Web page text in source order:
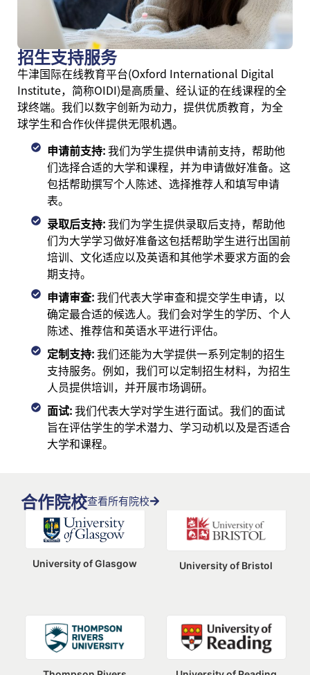
招生支持服务
牛津国际在线教育平台(Oxford International Digital
Institute，简称OIDI)是高质量、经认证的在线课程的全
球终端。我们以数字创新为动力，提供优质教育，为全
球学生和合作伙伴提供无限机遇。
申请前支持:我们为学生提供申请前支持，帮助他
们选择合适的大学和课程，并为申请做好准备。这
包括帮助撰写个人陈述、选择推荐人和填写申请
表。
录取后支持:我们为学生提供录取后支持，帮助他
们为大学学习做好准备这包括帮助学生进行出国前
培训、文化适应以及英语和其他学术要求方面的会
期支持。
申请审查:我们代表大学审查和提交学生申请，以
确定最合适的候选人。我们会对学生的学历、个人
陈述、推荐信和英语水平进行评估。
定制支持:我们还能为大学提供一系列定制的招生
支持服务。例如，我们可以定制招生材料，为招生
人员提供培训，并开展市场调研。
面试:我们代表大学对学生进行面试。我们的面试
旨在评估学生的学术潜力、学习动机以及是否适合
大学和课程。
合作院校查看所有院校
University of Glasgow University of Bristol